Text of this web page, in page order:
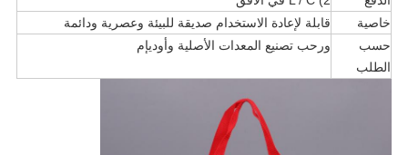
خاصية
قابلة لإعادة الاستخدام صديقة للبيئة وعصرية ودائمة
حسب
الطلب
ورحب تصنيع المعدات الأصلية وأوديإم